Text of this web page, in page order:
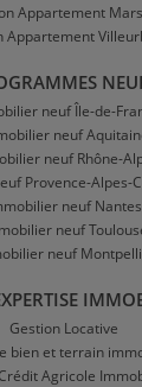
Appartement
Appartement
neuf Île-de-
neuf
neuf Rhône-
Provence-Alpes-
neuf Nantes
neuf
neuf
Gestion Locative
bien et terrain
Agricole